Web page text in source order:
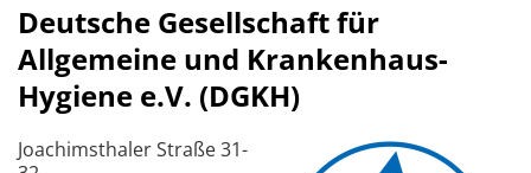
Deutsche Gesellschaft für
Allgemeine und Krankenhaus-
Hygiene e.V. (DGKH)
Joachimsthaler Straße 31-